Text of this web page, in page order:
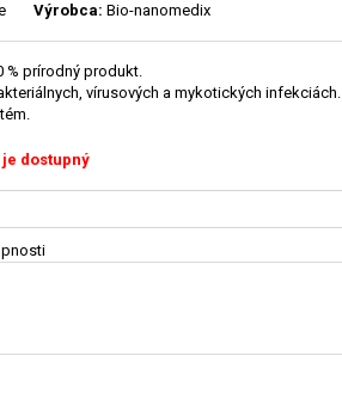
Výrobca: Bio-nanomedix
% prírodný produkt.
vírusových a mykotických infekciách.
dostupný